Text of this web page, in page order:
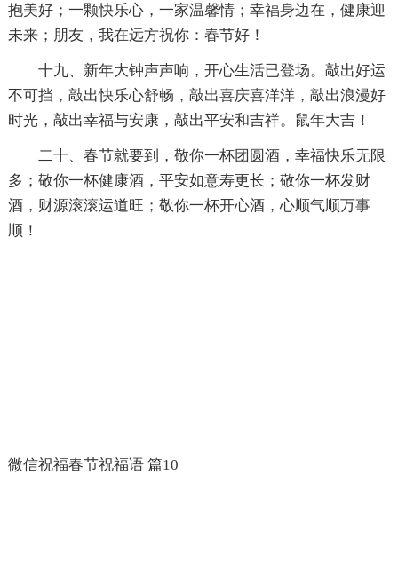
抱美好；一颗快乐心，一家温馨情；幸福身边在，健康迎
未来；朋友，我在远方祝你：春节好！
十九、新年大钟声声响，开心生活已登场。敲出好运
不可挡，敲出快乐心舒畅，敲出喜庆喜洋洋，敲出浪漫好
时光，敲出幸福与安康，敲出平安和吉祥。鼠年大吉！
二十、春节就要到，敬你一杯团圆酒，幸福快乐无限
多；敬你一杯健康酒，平安如意寿更长；敬你一杯发财
酒，财源滚滚运道旺；敬你一杯开心酒，心顺气顺万事
顺！
微信祝福春节祝福语 篇10